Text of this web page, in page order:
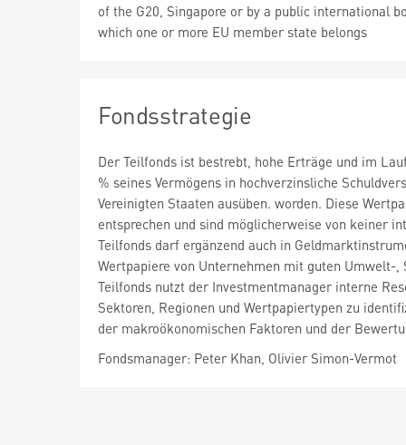
of the G20, Singapore or by a public international
which one or more EU member state belongs
Fondsstrategie
Der Teilfonds ist bestrebt, hohe Erträge und im
% seines Vermögens in hochverzinsliche
Vereinigten Staaten ausüben. worden. Diese
entsprechen und sind möglicherweise von keiner
Teilfonds darf ergänzend auch in
Wertpapiere von Unternehmen mit guten Umwelt-,
Teilfonds nutzt der Investmentmanager interne
Sektoren, Regionen und Wertpapiertypen zu
der makroökonomischen Faktoren und der
Fondsmanager: Peter Khan, Olivier Simon-Vermot